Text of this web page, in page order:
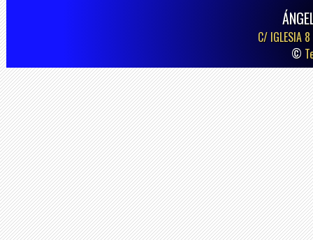
C/ IGLESIA
©